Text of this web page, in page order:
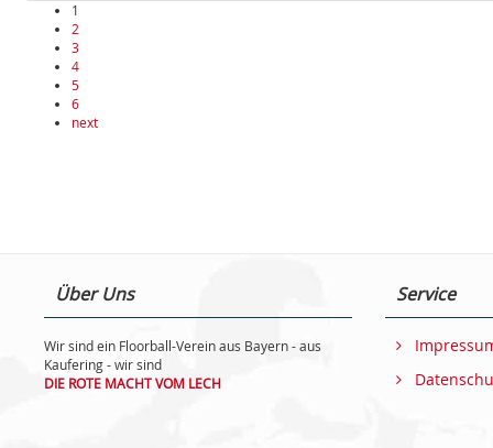
1
2
3
4
5
6
next
Über Uns
Wir sind ein Floorball-Verein aus Bayern - aus
Kaufering - wir sind
DIE ROTE MACHT VOM LECH
Service